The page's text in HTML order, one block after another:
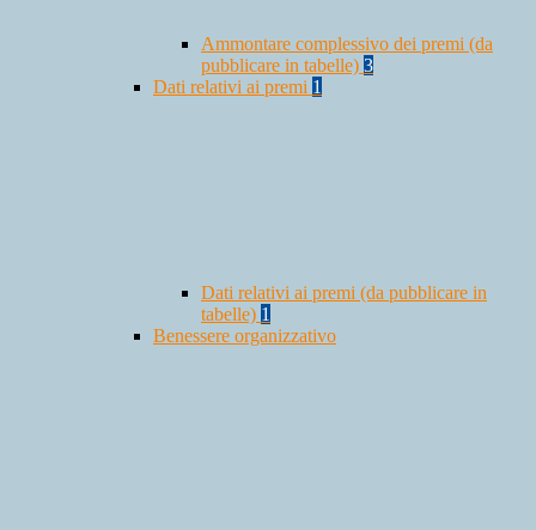
Ammontare complessivo dei premi (da
pubblicare in tabelle) 3
Dati relativi ai premi 1
Dati relativi ai premi (da pubblicare in
tabelle) 1
Benessere organizzativo